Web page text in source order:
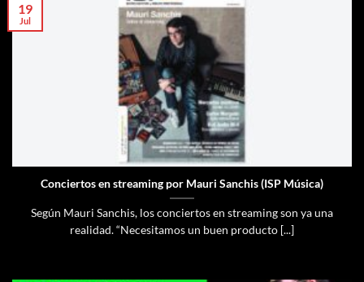
Conciertos en streaming por Mauri Sanchis (ISP Música)
Según Mauri Sanchis, los conciertos en streaming son ya una
realidad. “Necesitamos un buen producto [...]
19
Jul